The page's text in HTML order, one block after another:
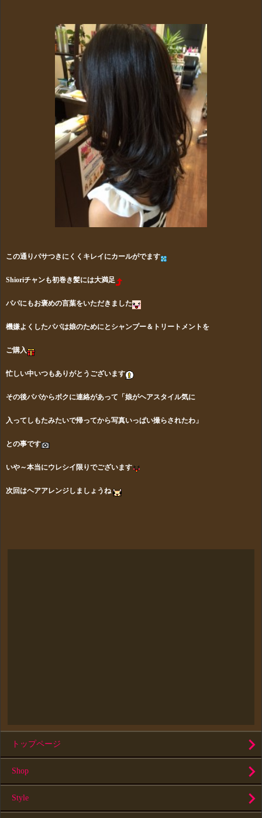
この通りパサつきにくくキレイにカールがでます
Shioriチャンも初巻き髪には大満足
パパにもお褒めの言葉をいただきました
機嫌よくしたパパは娘のためにとシャンプー＆トリートメントを
ご購入
忙しい中いつもありがとうございます
その後パパからボクに連絡があって「娘がヘアスタイル気に
入って しもたみたいで帰ってから写真いっぱい撮らされたわ」
との事です
いや～本当にウレシイ限りでございます
次回はヘアアレンジしましょうね
トップページ
Shop
Style